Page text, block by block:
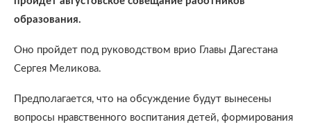
образования.
Оно пройдет под руководством врио Главы Дагестана
Сергея Меликова.
Предполагается, что на обсуждение будут вынесены
вопросы нравственного воспитания детей, формирования